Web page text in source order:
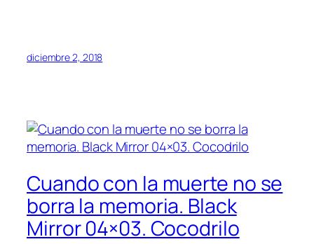
diciembre 2, 2018
Cuando con la muerte no se
borra la memoria. Black
Mirror 04×03. Cocodrilo